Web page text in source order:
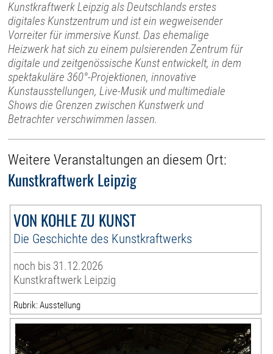
Kunstkraftwerk Leipzig als Deutschlands erstes
digitales Kunstzentrum und ist ein wegweisender
Vorreiter für immersive Kunst. Das ehemalige
Heizwerk hat sich zu einem pulsierenden Zentrum für
digitale und zeitgenössische Kunst entwickelt, in dem
spektakuläre 360°-Projektionen, innovative
Kunstausstellungen, Live-Musik und multimediale
Shows die Grenzen zwischen Kunstwerk und
Betrachter verschwimmen lassen.
Weitere Veranstaltungen an diesem Ort:
Kunstkraftwerk Leipzig
VON KOHLE ZU KUNST
Die Geschichte des Kunstkraftwerks
noch bis 31.12.2026
Kunstkraftwerk Leipzig
Rubrik: Ausstellung